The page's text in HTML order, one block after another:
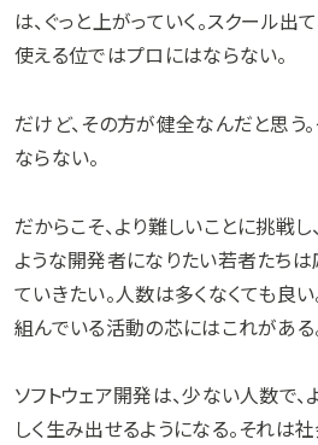
は、ぐっと上がっていく。スクール出
使える位ではプロにはならない。
だけど、その方が健全なんだと思う
ならない。
だからこそ、より難しいことに挑戦
ような開発者になりたい若者たちは
ていきたい。人数は多くなくても良
組んでいる活動の芯にはこれがある
ソフトウェア開発は、少ない人数で、
しく生み出せるようになる。それは